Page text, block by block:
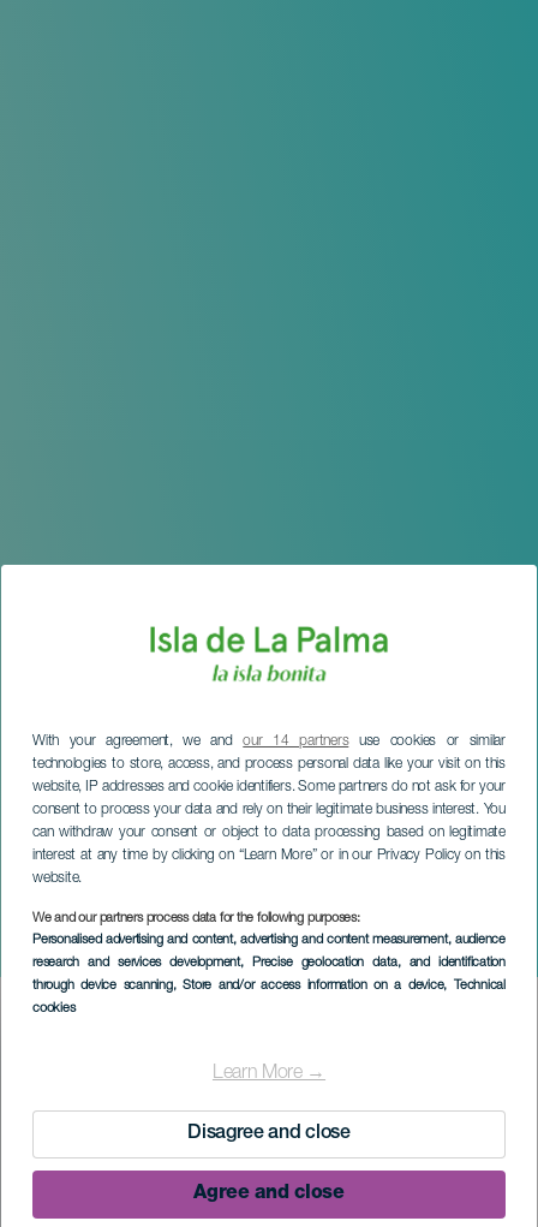
With your agreement, we andour 14 partnersuse cookies or similar
technologies to store, access, and process personal data like your visit on this
website, IP addresses and cookie identifiers. Some partners do not ask for your
consent to process your data and rely on their legitimate business interest. You
can withdraw your consent or object to data processing based on legitimate
interest at any time by clicking on “Learn More” or in our Privacy Policy on this
website.
We and our partners process data for the following purposes:
Personalised advertising and content, advertising and content measurement, audience
research and services development, Precise geolocation data, and identification
through device scanning, Store and/or access information on a device, Technical
cookies
Learn More →
Disagree and close
Agree and close
CajaCanarias kulturområde i
La Palma
LA PALMA
Imagen